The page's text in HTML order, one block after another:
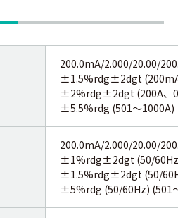
200.0mA/2.000/20.00/
±1.5%rdg±2dgt
±2%rdg±2dgt (200A、
±5.5%rdg (501～1000A)
200.0mA/2.000/20.00/
±1%rdg±2dgt (50/
±1.5%rdg±2dgt (50/
±5%rdg (50/60Hz) (501